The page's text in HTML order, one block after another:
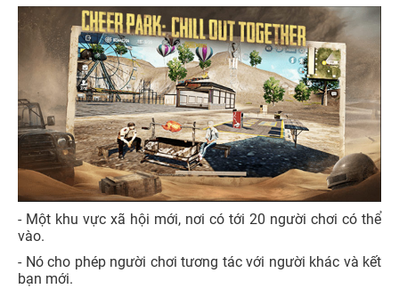
- Một khu vực xã hội mới, nơi có tới 20 người chơi có thể
vào.
- Nó cho phép người chơi tương tác với người khác và kết
bạn mới.